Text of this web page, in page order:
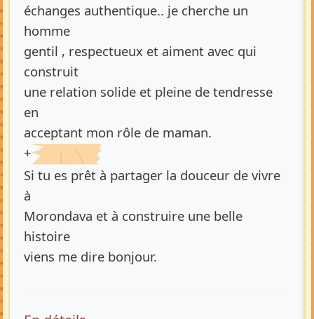
échanges authentique.. je cherche un
homme
gentil , respectueux et aiment avec qui
construit
une relation solide et pleine de tendresse
en
acceptant mon rôle de maman.
+
Si tu es prêt à partager la douceur de vivre
à
Morondava et à construire une belle
histoire
viens me dire bonjour.